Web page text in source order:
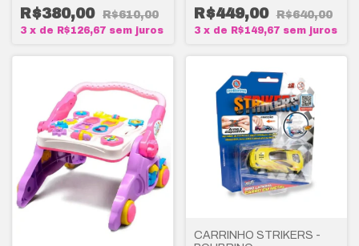
R$380,00 R$610,00
3 x de R$126,67 sem juros
R$449,00 R$640,00
3 x de R$149,67 sem juros
CARRINHO STRIKERS -